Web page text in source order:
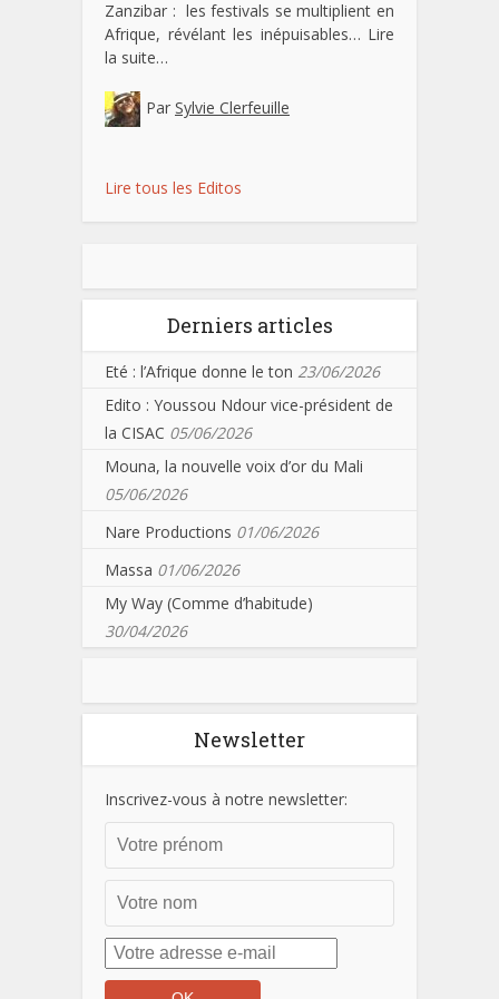
Zanzibar : les festivals se multiplient en
Afrique, révélant les inépuisables… Lire
la suite…
Par Sylvie Clerfeuille
Lire tous les Editos
Derniers articles
Eté : l’Afrique donne le ton 23/06/2026
Edito : Youssou Ndour vice-président de
la CISAC 05/06/2026
Mouna, la nouvelle voix d’or du Mali
05/06/2026
Nare Productions 01/06/2026
Massa 01/06/2026
My Way (Comme d’habitude)
30/04/2026
Newsletter
Inscrivez-vous à notre newsletter: